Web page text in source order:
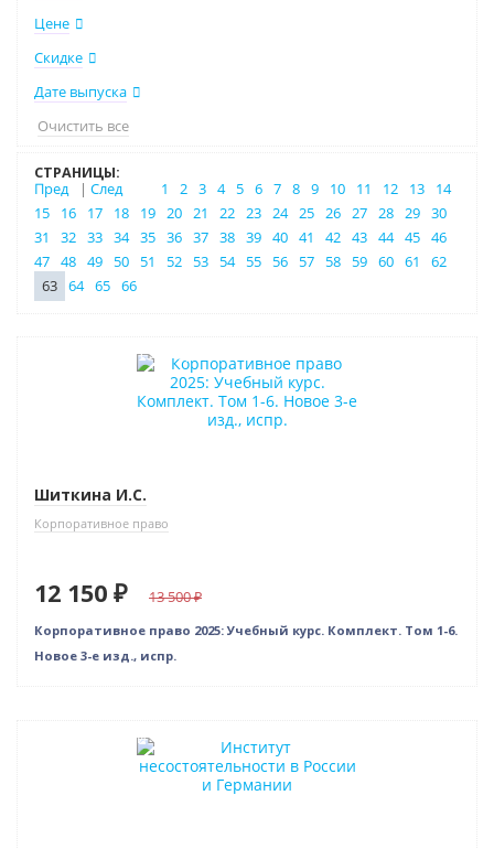
Цене
Скидке
Дате выпуска
Очистить все
СТРАНИЦЫ:
Пред
| След 1 2 3 4 5 6 7 8 9 10 11 12 13
14
15
16 17 18 19 20 21 22 23 24 25 26 27 28 29 30
31
32 33 34 35 36 37 38 39 40 41 42 43 44 45 46
47 48 49 50 51 52 53 54 55 56 57 58 59 60 61
62
63 64 65 66
–10% (скидка 1350 ₽)
Шиткина И.С.
Корпоративное право
12 150 ₽ 13 500
Корпоративное право 2025: Учебный курс. Комплект. Том 1-6.
Новое 3-е изд., испр.
Нет в наличии